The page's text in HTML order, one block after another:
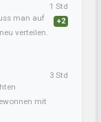
man auf
verteilen.
1 Std
+2
mit
3 Std